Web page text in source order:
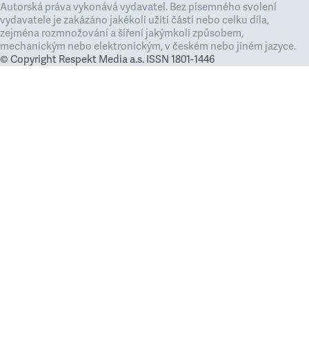
Autorská práva vykonává vydavatel. Bez písemného svolení
vydavatele je zakázáno jakékoli užití částí nebo celku díla,
zejména rozmnožování a šíření jakýmkoli způsobem,
mechanickým nebo elektronickým, v českém nebo jiném jazyce.
© Copyright Respekt Media a.s. ISSN 1801-1446